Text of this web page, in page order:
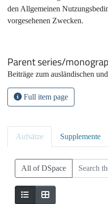
den Allgemeinen
vorgesehenen Zwecken.
Parent series/
Beiträge zum ausländischen
Full item page
Aufsätze Supplemente
All of DSpace